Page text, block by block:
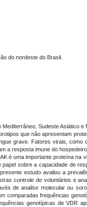
do nordeste do Brasil.
Sudeste Asiático e
que não apresentam
grave. Fatores virais, como
a resposta imune do
é uma importante proteína na
papel sobre a capacidade de
estudo avaliou a
controle de voluntários e
de analise molecular ou
comparadas frequências
genotípicas de VDR